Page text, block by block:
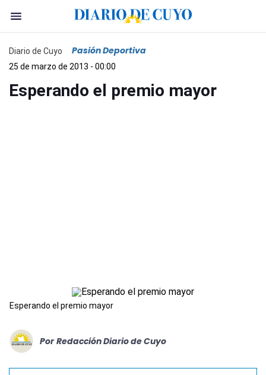
Diario de Cuyo Pasión Deportiva
25 de marzo de 2013 - 00:00
Esperando el premio mayor
Esperando el premio mayor
Por Redacción Diario de Cuyo